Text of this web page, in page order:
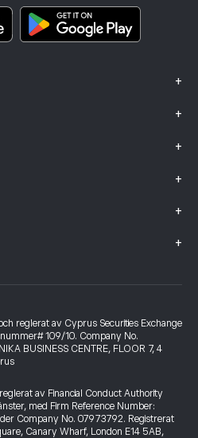
+
+
+
+
+
+
reglerat av Cyprus Securities Exchange
109/10. Company No.
BUSINESS CENTRE, FLOOR 7, 4
av Financial Conduct Authority
med Firm Reference Number:
Company No. 07973792. Registrerat
Canary Wharf, London E14 5AB,